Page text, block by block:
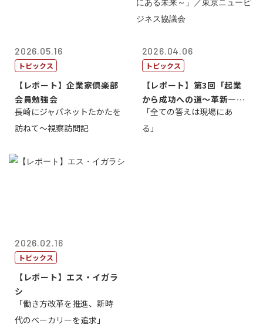
2026.05.16
トピックス
【レポート】企業家倶楽部
会員勉強会
長崎にジャパネットたかたを
訪ねて～視察訪問記
2026.04.06
トピックス
【レポート】第3回「起業
から成功への道～革新―挑
戦の先にある...
「全ての答えは現場にあ
る」
2026.02.16
トピックス
【レポート】エス・イガラ
シ
「働き方改革を推進、新時
代のベーカリーを追求」